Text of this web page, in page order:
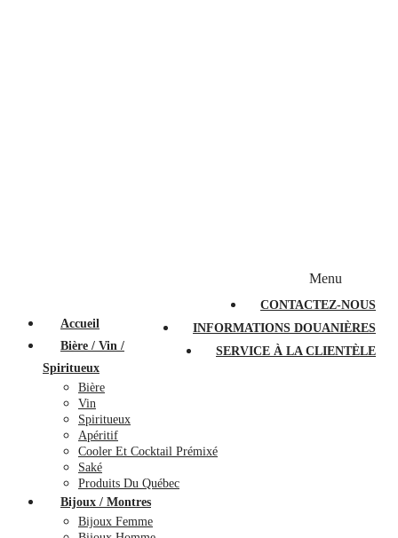
CONTACTEZ-NOUS
INFORMATIONS DOUANIÈRES
SERVICE À LA CLIENTÈLE
Menu
Accueil
Bière / Vin /
Spiritueux
Bière
Vin
Spiritueux
Apéritif
Cooler Et Cocktail Prémixé
Saké
Produits Du Québec
Bijoux / Montres
Bijoux Femme